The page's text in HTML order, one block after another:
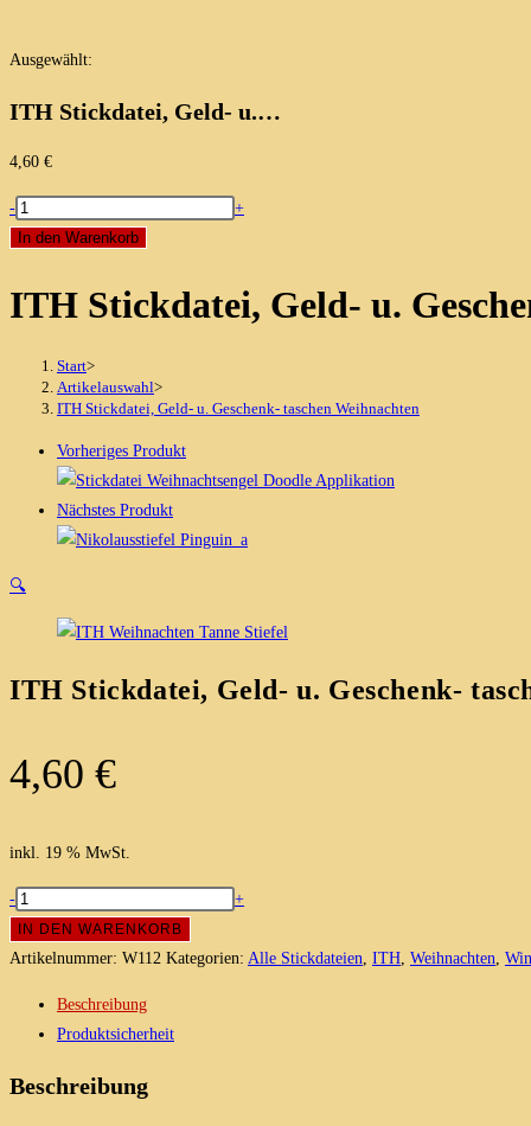
Ausgewählt:
ITH Stickdatei, Geld- u.…
4,60 €
ITH
Stickdatei,
u.
Weihnachten
Menge
-
+
In den Warenkorb
ITH Stickdatei, Geld- u.
Start>
Artikelauswahl>
ITH Stickdatei, Geld- u. Geschenk- taschen Weihnachten
Vorheriges Produkt
Nächstes Produkt
🔍
ITH Stickdatei, Geld- u. Geschenk-
4,60 €
inkl. 19 % MwSt.
ITH
Stickdatei,
Geld-
Geschenk-
Weihnachten
- +
IN DEN WARENKORB
Artikelnummer: W112 Kategorien: Alle Stickdateien ITH Weihnachten
Beschreibung
Produktsicherheit
Beschreibung